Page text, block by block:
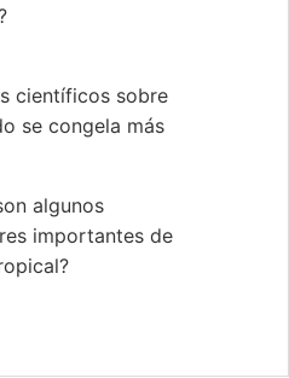
científicos sobre
se congela más
algunos
importantes de